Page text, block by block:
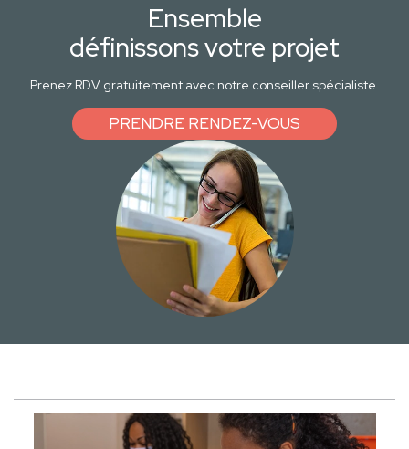
Ensemble
définissons votre projet
Prenez RDV gratuitement avec notre conseiller spécialiste.
PRENDRE RENDEZ-VOUS